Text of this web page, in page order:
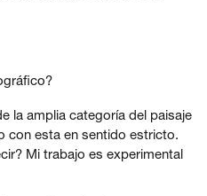
la amplia categoría del paisaje
con esta en sentido estricto.
Mi trabajo es experimental